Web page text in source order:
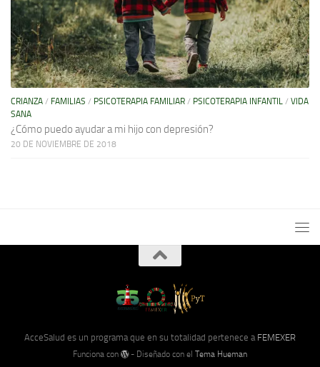
CRIANZA / FAMILIAS / PSICOTERAPIA FAMILIAR / PSICOTERAPIA INFANTIL / VIDA
SANA
¿Cómo puedo ayudar a mi hijo con depresión?
20 DE NOVIEMBRE DE 2018
AcceSalud es un programa que en su totalidad pertenece a FEMEXER
Funciona con - Diseñado con elTema Hueman